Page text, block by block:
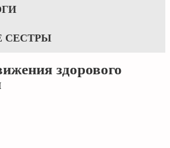
СЕСТРЫ
здорового